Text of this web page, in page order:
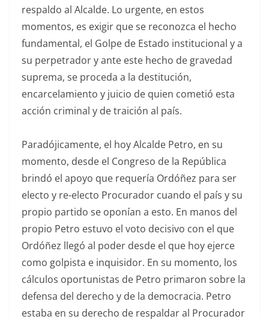
respaldo al Alcalde. Lo urgente, en estos
momentos, es exigir que se reconozca el hecho
fundamental, el Golpe de Estado institucional y a
su perpetrador y ante este hecho de gravedad
suprema, se proceda a la destitución,
encarcelamiento y juicio de quien cometió esta
acción criminal y de traición al país.
Paradójicamente, el hoy Alcalde Petro, en su
momento, desde el Congreso de la República
brindó el apoyo que requería Ordóñez para ser
electo y re-electo Procurador cuando el país y su
propio partido se oponían a esto. En manos del
propio Petro estuvo el voto decisivo con el que
Ordóñez llegó al poder desde el que hoy ejerce
como golpista e inquisidor. En su momento, los
cálculos oportunistas de Petro primaron sobre la
defensa del derecho y de la democracia. Petro
estaba en su derecho de respaldar al Procurador